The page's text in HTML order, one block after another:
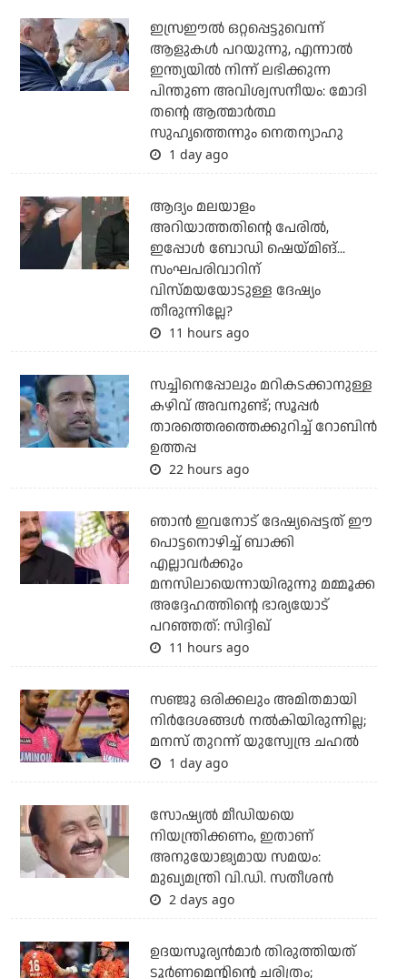
ഇസ്രഈല്‍ ഒറ്റപ്പെട്ടുവെന്ന്
ആളുകള്‍ പറയുന്നു, എന്നാല്‍
ഇന്ത്യയില്‍ നിന്ന് ലഭിക്കുന്ന
പിന്തുണ അവിശ്വസനീയം: മോദി
തന്റെ ആത്മാര്‍ത്ഥ
സുഹൃത്തെന്നും നെതന്യാഹു
1 day ago
ആദ്യം മലയാളം
അറിയാത്തതിന്റെ പേരില്‍,
ഇപ്പോള്‍ ബോഡി ഷെയ്മിങ്...
സംഘപരിവാറിന്
വിസ്മയയോടുള്ള ദേഷ്യം
തീരുന്നില്ലേ?
11 hours ago
സച്ചിനെപ്പോലും മറികടക്കാനുള്ള
കഴിവ് അവനുണ്ട്; സൂപ്പര്‍
താരത്തെരത്തെക്കുറിച്ച് റോബിന്‍
ഉത്തപ്പ
22 hours ago
ഞാന്‍ ഇവനോട് ദേഷ്യപ്പെട്ടത് ഈ
പൊട്ടനൊഴിച്ച് ബാക്കി
എല്ലാവര്‍ക്കും
മനസിലായെന്നായിരുന്നു മമ്മൂക്ക
അദ്ദേഹത്തിന്റെ ഭാര്യയോട്
പറഞ്ഞത്: സിദ്ദിഖ്
11 hours ago
സഞ്ജു ഒരിക്കലും അമിതമായി
നിര്‍ദേശങ്ങള്‍ നല്‍കിയിരുന്നില്ല;
മനസ് തുറന്ന് യുസ്വേന്ദ്ര ചഹല്‍
1 day ago
സോഷ്യല്‍ മീഡിയയെ
നിയന്ത്രിക്കണം, ഇതാണ്
അനുയോജ്യമായ സമയം:
മുഖ്യമന്ത്രി വി.ഡി. സതീശന്‍
2 days ago
ഉദയസൂര്യന്‍മാര്‍ തിരുത്തിയത്
ടൂര്‍ണമെന്റിന്റെ ചരിത്രം;